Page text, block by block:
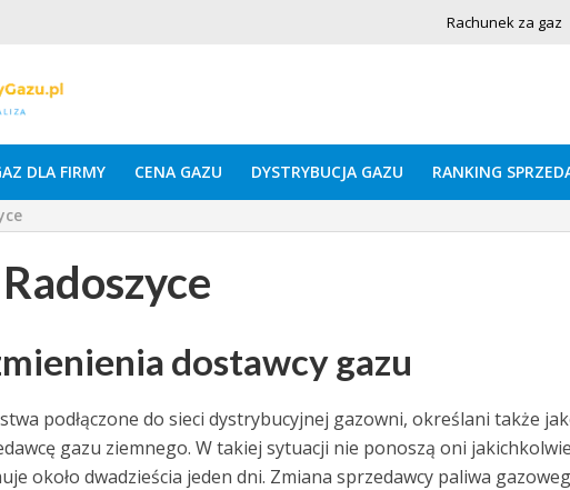
Rachunek za gaz
DLA FIRMY CENA GAZU DYSTRYBUCJA GAZU RANKING
dostawcy gazu
podłączone do sieci dystrybucyjnej gazowni, określani także
gazu ziemnego. W takiej sytuacji nie ponoszą oni
około dwadzieścia jeden dni. Zmiana sprzedawcy paliwa